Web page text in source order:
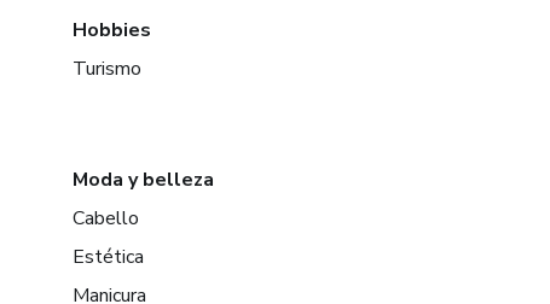
Hobbies
Turismo
Moda y belleza
Cabello
Estética
Manicura